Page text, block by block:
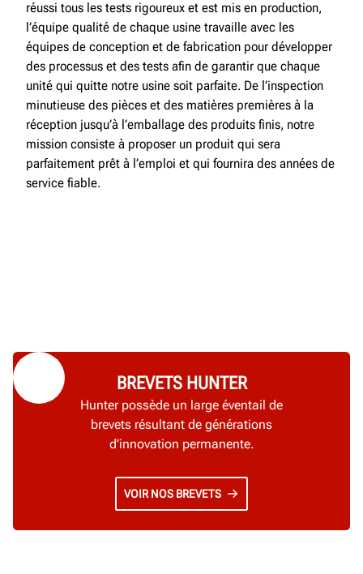
réussi tous les tests rigoureux et est mis en production,
l’équipe qualité de chaque usine travaille avec les
équipes de conception et de fabrication pour développer
des processus et des tests afin de garantir que chaque
unité qui quitte notre usine soit parfaite. De l’inspection
minutieuse des pièces et des matières premières à la
réception jusqu’à l’emballage des produits finis, notre
mission consiste à proposer un produit qui sera
parfaitement prêt à l’emploi et qui fournira des années de
service fiable.
BREVETS HUNTER
Hunter possède un large éventail de
brevets résultant de générations
d’innovation permanente.
VOIR NOS BREVETS